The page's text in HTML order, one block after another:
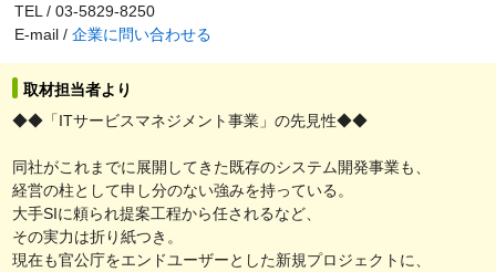
TEL / 03-5829-8250
E-mail / 企業に問い合わせる
取材担当者より
◆◆「ITサービスマネジメント事業」の先見性◆◆
同社がこれまでに展開してきた既存のシステム開発事業も、
経営の柱として申し分のない強みを持っている。
大手SIに頼られ提案工程から任されるなど、
その実力は折り紙つき。
現在も官公庁をエンドユーザーとした新規プロジェクトに、